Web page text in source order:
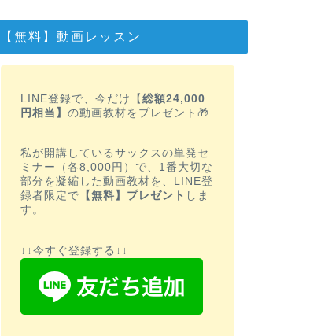
【無料】動画レッスン
LINE登録で、今だけ【総額24,000
円相当】の動画教材をプレゼント🎁
私が開講しているサックスの単発セ
ミナー（各8,000円）で、1番大切な
部分を凝縮した動画教材を、LINE登
録者限定で 【無料】プレゼント しま
す。
↓↓今すぐ登録する↓↓